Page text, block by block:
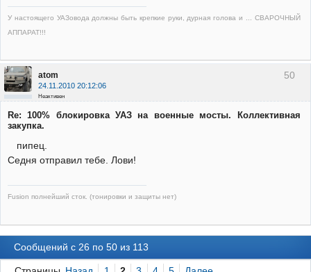
У настоящего УАЗовода должны быть крепкие руки, дурная голова и ... СВАРОЧНЫЙ
АППАРАТ!!!
50
atom
24.11.2010 20:12:06
Неактивен
Re: 100% блокировка УАЗ на военные мосты. Коллективная
закупка.
пипец.
Седня отправил тебе. Лови!
Fusion полнейший сток. (тонировки и защиты нет)
Сообщений с 26 по 50 из 113